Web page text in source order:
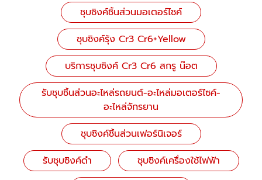
ชุบซิงค์ชิ้นส่วนมอเตอร์ไซค์
ชุบซิงค์รุ้ง Cr3 Cr6+Yellow
บริการชุบซิงค์ Cr3 Cr6 สกรู น๊อต
รับชุบชิ้นส่วนอะไหล่รถยนต์-อะไหล่มอเตอร์ไซค์-
อะไหล่จักรยาน
ชุบซิงค์ชิ้นส่วนเฟอร์นิเจอร์
รับชุบซิงค์ดำ
ชุบซิงค์เครื่องใช้ไฟฟ้า